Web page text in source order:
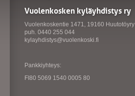
Vuolenkosken kyläyhdistys ry
Vuolenkoskentie 1471, 19160 Huutotöyry
puh. 0440 255 044
kylayhdistys@vuolenkoski.fi
Pankkiyhteys:
FI80 5069 1540 0005 80